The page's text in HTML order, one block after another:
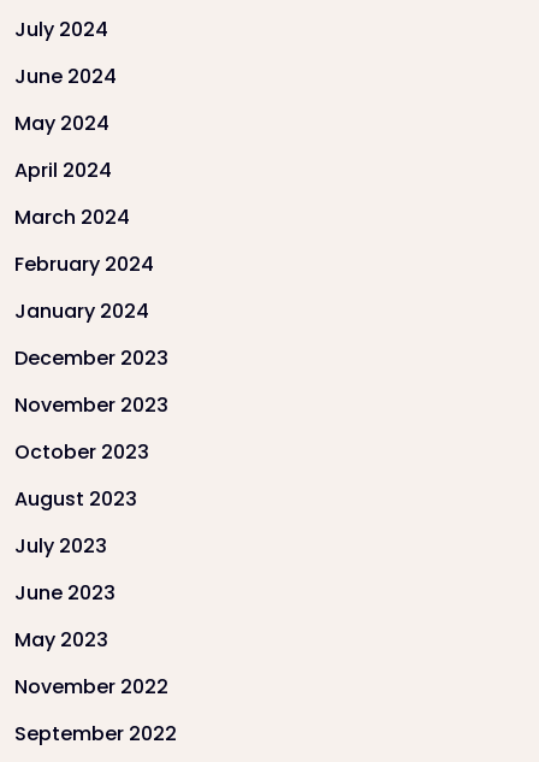
July 2024
June 2024
May 2024
April 2024
March 2024
February 2024
January 2024
December 2023
November 2023
October 2023
August 2023
July 2023
June 2023
May 2023
November 2022
September 2022